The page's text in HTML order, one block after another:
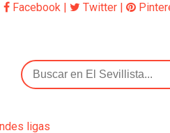
Facebook | Twitter |
ligas